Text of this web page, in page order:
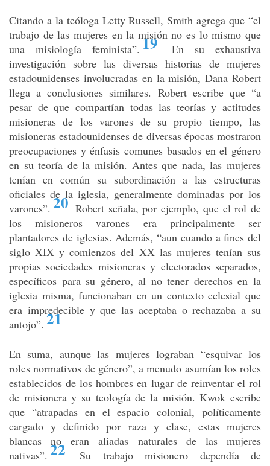
Citando a la teóloga Letty Russell, Smith agrega que “el
trabajo de las mujeres en la misión no es lo mismo que
una misiología feminista”. 19
En su exhaustiva
investigación sobre las diversas historias de mujeres
estadounidenses involucradas en la misión, Dana Robert
llega a conclusiones similares. Robert escribe que “a
pesar de que compartían todas las teorías y actitudes
misioneras de los varones de su propio tiempo, las
misioneras estadounidenses de diversas épocas mostraron
preocupaciones y énfasis comunes basados en el género
en su teoría de la misión. Antes que nada, las mujeres
tenían en común su subordinación a las estructuras
oficiales de la iglesia, generalmente dominadas por los
varones”. 20 Robert señala, por ejemplo, que el rol de
los misioneros varones era principalmente ser
plantadores de iglesias. Además, “aun cuando a fines del
siglo XIX y comienzos del XX las mujeres tenían sus
propias sociedades misioneras y electorados separados,
específicos para su género, al no tener derechos en la
iglesia misma, funcionaban en un contexto eclesial que
era impredecible y que las aceptaba o rechazaba a su
antojo”. 21
En suma, aunque las mujeres lograban “esquivar los
roles normativos de género”, a menudo asumían los roles
establecidos de los hombres en lugar de reinventar el rol
de misionera y su teología de la misión. Kwok escribe
que “atrapadas en el espacio colonial, políticamente
cargado y definido por raza y clase, estas mujeres
blancas no eran aliadas naturales de las mujeres
nativas”. 22
Su trabajo misionero dependía de